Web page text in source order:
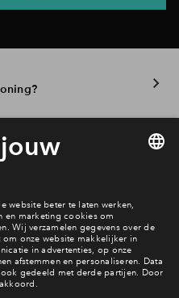
dan snel aan
het belangrijkste nieuws en